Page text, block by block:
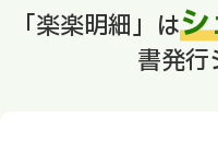
「楽楽明細」は
書発行